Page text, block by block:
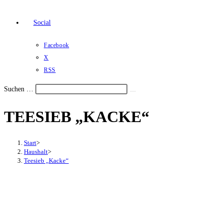
Social
Facebook
X
RSS
Suchen …
den
TEESIEB „KACKE“
Start>
Haushalt>
Teesieb „Kacke“